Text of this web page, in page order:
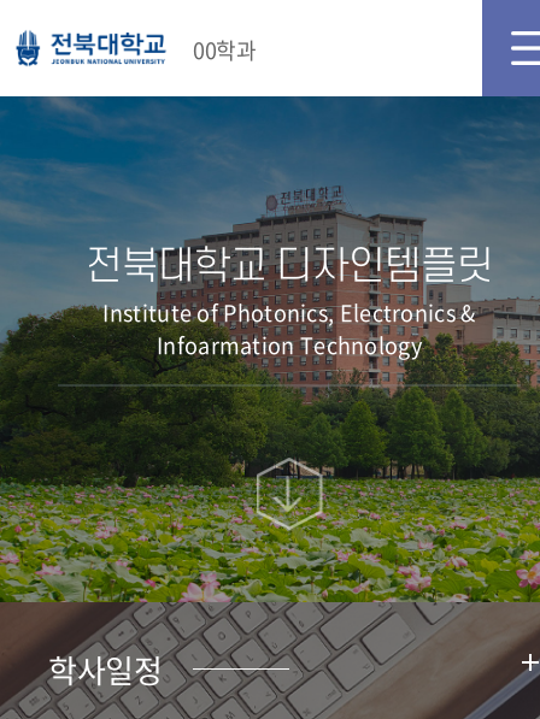
00학과
전북대학교 디자인템플릿
Institute of Photonics, Electronics &
Infoarmation Technology
학사일정